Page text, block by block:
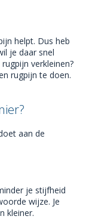
helpt. Dus heb
je daar snel
verkleinen?
rugpijn te doen.
aan de
je stijfheid
wijze. Je
kleiner.